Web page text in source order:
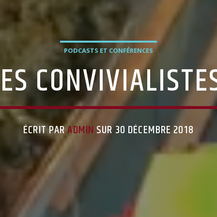
PODCASTS ET CONFÉRENCES
ÉCRIT PARADMIN SUR 30 DÉCEMBRE 2018